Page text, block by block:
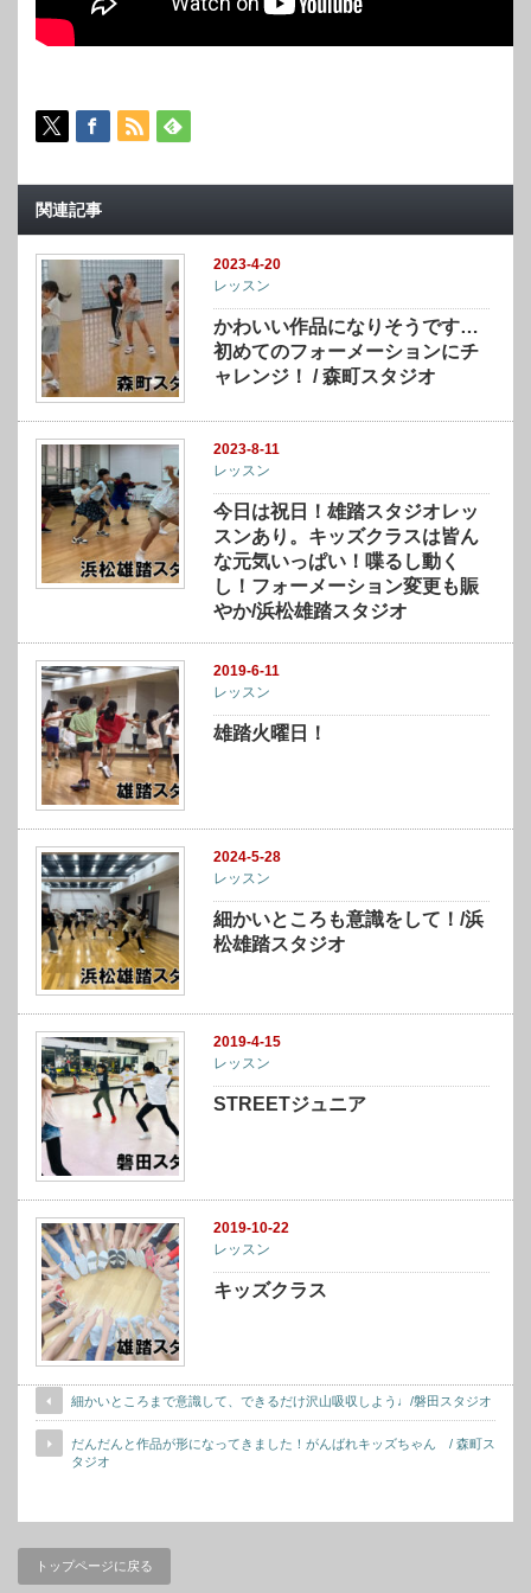
関連記事
2023-4-20
レッスン
かわいい作品になりそうです…
初めてのフォーメーションにチ
ャレンジ！ / 森町スタジオ
2023-8-11
レッスン
今日は祝日！雄踏スタジオレッ
スンあり。キッズクラスは皆ん
な元気いっぱい！喋るし動く
し！フォーメーション変更も賑
やか/浜松雄踏スタジオ
2019-6-11
レッスン
雄踏火曜日！
2024-5-28
レッスン
細かいところも意識をして！/浜
松雄踏スタジオ
2019-4-15
レッスン
STREETジュニア
2019-10-22
レッスン
キッズクラス
細かいところまで意識して、できるだけ沢山吸収しよう♩/磐田スタジオ
だんだんと作品が形になってきました！がんばれキッズちゃん / 森町ス
タジオ
トップページに戻る